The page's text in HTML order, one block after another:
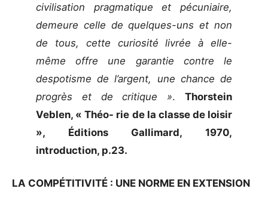
civilisation pragmatique et pécuniaire,
demeure celle de quelques-uns et non
de tous, cette curiosité livrée à elle-
même offre une garantie contre le
despotisme de l’argent, une chance de
progrès et de critique ».Thorstein
Veblen, « Théo- rie de la classe de loisir
», Éditions Gallimard, 1970,
introduction, p.23.
LA COMPÉTITIVITÉ : UNE NORME EN EXTENSION